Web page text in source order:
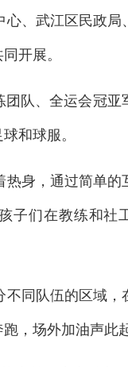
、武江区民政
开展。
、全运会冠亚
和球服。
身，通过简单的
子们在教练和社
队伍的区域，
，场外加油声此